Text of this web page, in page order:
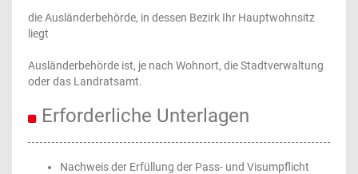
die Ausländerbehörde, in dessen Bezirk Ihr Hauptwohnsitz
liegt
Ausländerbehörde ist, je nach Wohnort, die Stadtverwaltung
oder das Landratsamt.
Erforderliche Unterlagen
Nachweis der Erfüllung der Pass- und Visumpflicht